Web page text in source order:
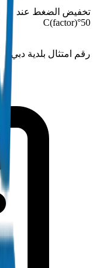
تخفيض الضغط عند
50°C
(factor)
رقم امتثال بلدية دبي